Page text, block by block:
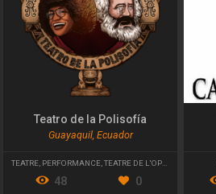
Teatro de la Polisofía
Guayaquil, Ecuador
TEATRE PERFORMANCE TEATRE DE L'OPRIMIT
48 0